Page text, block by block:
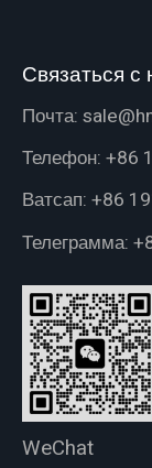
Связаться с
Почта:
Телефон: +86
Ватсап: +86
Телеграмма:
WeChat